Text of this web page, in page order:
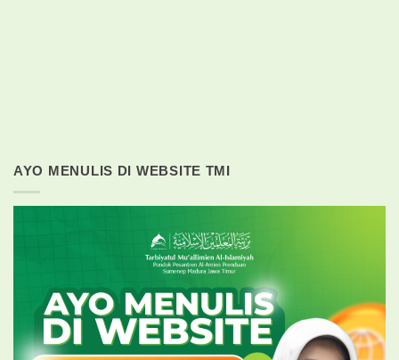
AYO MENULIS DI WEBSITE TMI